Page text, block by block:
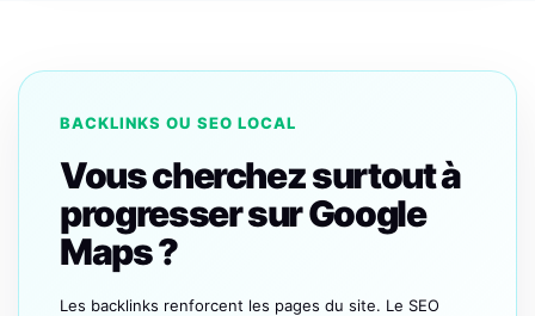
BACKLINKS OU SEO LOCAL
Vous cherchez surtout à
progresser sur Google
Maps ?
Les backlinks renforcent les pages du site. Le SEO